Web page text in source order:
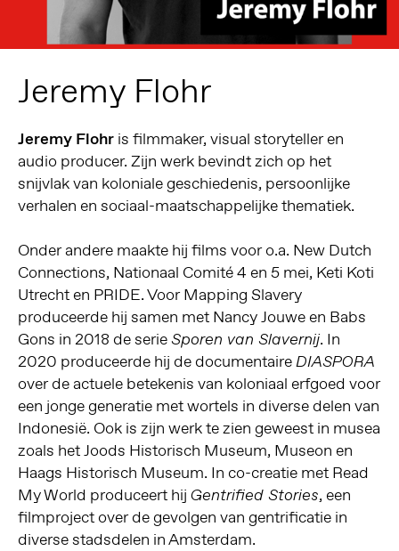
Jeremy Flohr
Jeremy Flohr is filmmaker, visual storyteller en
audio producer. Zijn werk bevindt zich op het
snijvlak van koloniale geschiedenis, persoonlijke
verhalen en sociaal-maatschappelijke thematiek.
Onder andere maakte hij films voor o.a. New Dutch
Connections, Nationaal Comité 4 en 5 mei, Keti Koti
Utrecht en PRIDE. Voor Mapping Slavery
produceerde hij samen met Nancy Jouwe en Babs
Gons in 2018 de serieSporen van Slavernij. In
2020 produceerde hij de documentaireDIASPORA
over de actuele betekenis van koloniaal erfgoed voor
een jonge generatie met wortels in diverse delen van
Indonesië. Ook is zijn werk te zien geweest in musea
zoals het Joods Historisch Museum, Museon en
Haags Historisch Museum. In co-creatie met Read
My World produceert hij Gentrified Stories, een
filmproject over de gevolgen van gentrificatie in
diverse stadsdelen in Amsterdam.